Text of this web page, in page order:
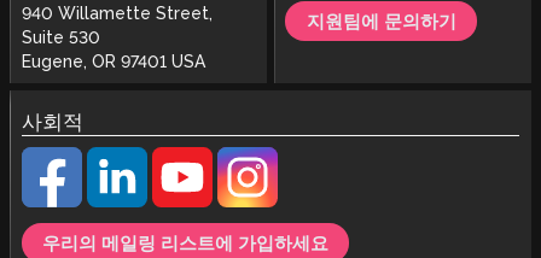
940 Willamette Street,
Suite 530
Eugene, OR 97401 USA
지원팀에 문의하기
사회적
우리의 메일링 리스트에 가입하세요